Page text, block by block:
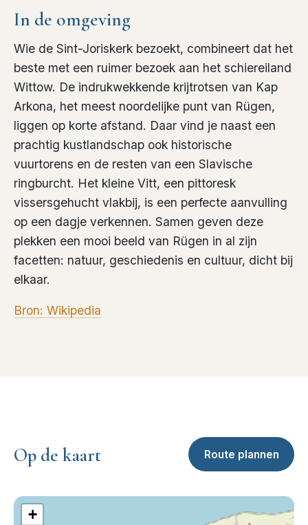
In de omgeving
Wie de Sint-Joriskerk bezoekt, combineert dat het
beste met een ruimer bezoek aan het schiereiland
Wittow. De indrukwekkende krijtrotsen van Kap
Arkona, het meest noordelijke punt van Rügen,
liggen op korte afstand. Daar vind je naast een
prachtig kustlandschap ook historische
vuurtorens en de resten van een Slavische
ringburcht. Het kleine Vitt, een pittoresk
vissersgehucht vlakbij, is een perfecte aanvulling
op een dagje verkennen. Samen geven deze
plekken een mooi beeld van Rügen in al zijn
facetten: natuur, geschiedenis en cultuur, dicht bij
elkaar.
Bron: Wikipedia
Op de kaart Route plannen
+